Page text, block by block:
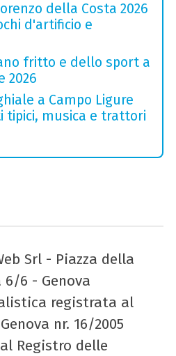
della Costa 2026
d'artificio e
fritto e dello sport a
2026
a Campo Ligure
tipici, musica e trattori
Srl - Piazza della
6 - Genova
registrata al
nr. 16/2005
Registro delle